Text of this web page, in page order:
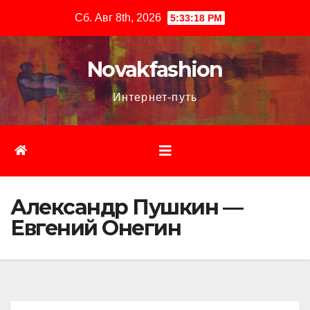
содержимому
Сб. Авг 8th, 2026 5:33:19 PM
Novakfashion
Интернет-путь
Александр Пушкин —
Евгений Онегин